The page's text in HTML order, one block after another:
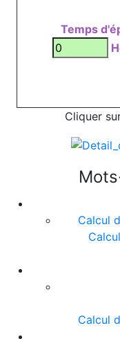
Temps
Cliquer
Calcul
Calcul